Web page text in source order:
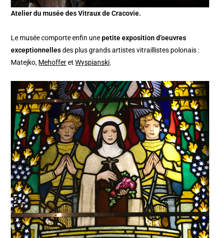
Atelier du musée des Vitraux de Cracovie.
Le musée comporte enfin unepetite exposition d’oeuvres
exceptionnellesdes plus grands artistes vitraillistes polonais :
Matejko, MehofferetWyspianski.